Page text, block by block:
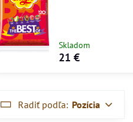
Skladom
21 €
Radiť podľa: Pozícia